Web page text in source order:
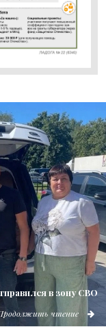
в зону СВО
чтение